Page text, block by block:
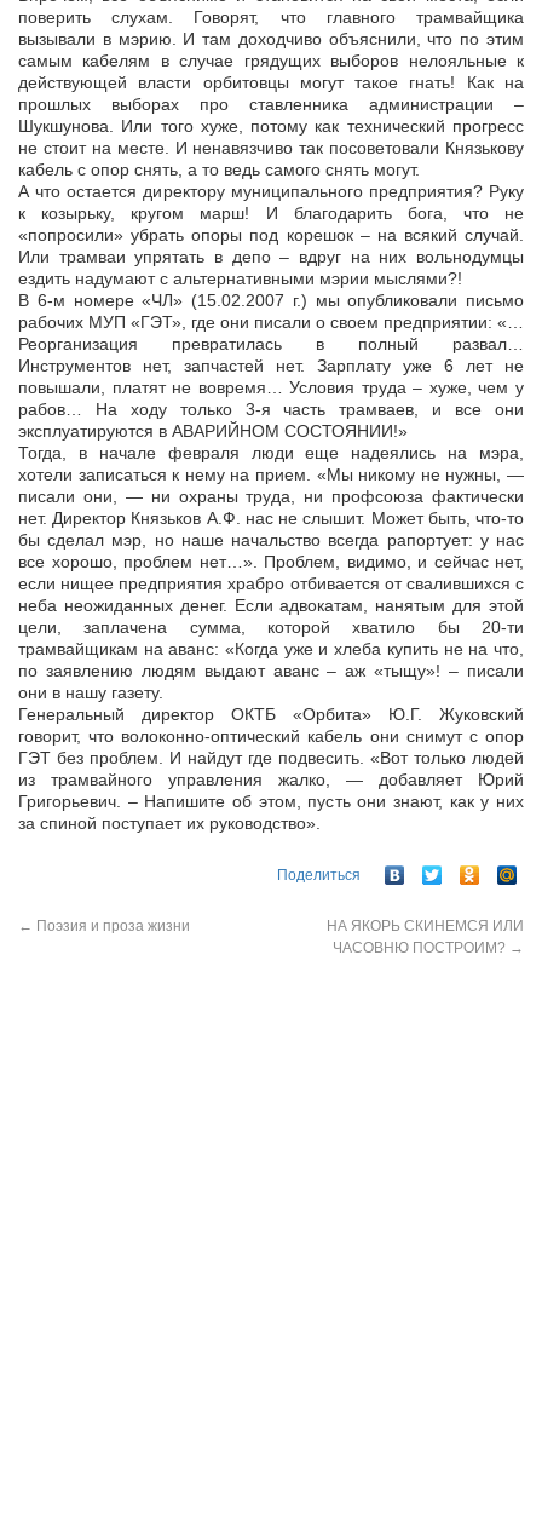
поверить слухам. Говорят, что главного трамвайщика
вызывали в мэрию. И там доходчиво объяснили, что по этим
самым кабелям в случае грядущих выборов нелояльные к
действующей власти орбитовцы могут такое гнать! Как на
прошлых выборах про ставленника администрации –
Шукшунова. Или того хуже, потому как технический прогресс
не стоит на месте. И ненавязчиво так посоветовали Князькову
кабель с опор снять, а то ведь самого снять могут.
А что остается директору муниципального предприятия? Руку
к козырьку, кругом марш! И благодарить бога, что не
«попросили» убрать опоры под корешок – на всякий случай.
Или трамваи упрятать в депо – вдруг на них вольнодумцы
ездить надумают с альтернативными мэрии мыслями?!
В 6-м номере «ЧЛ» (15.02.2007 г.) мы опубликовали письмо
рабочих МУП «ГЭТ», где они писали о своем предприятии: «…
Реорганизация превратилась в полный развал…
Инструментов нет, запчастей нет. Зарплату уже 6 лет не
повышали, платят не вовремя… Условия труда – хуже, чем у
рабов… На ходу только 3-я часть трамваев, и все они
эксплуатируются в АВАРИЙНОМ СОСТОЯНИИ!»
Тогда, в начале февраля люди еще надеялись на мэра,
хотели записаться к нему на прием. «Мы никому не нужны, —
писали они, — ни охраны труда, ни профсоюза фактически
нет. Директор Князьков А.Ф. нас не слышит. Может быть, что-то
бы сделал мэр, но наше начальство всегда рапортует: у нас
все хорошо, проблем нет…». Проблем, видимо, и сейчас нет,
если нищее предприятия храбро отбивается от свалившихся с
неба неожиданных денег. Если адвокатам, нанятым для этой
цели, заплачена сумма, которой хватило бы 20-ти
трамвайщикам на аванс: «Когда уже и хлеба купить не на что,
по заявлению людям выдают аванс – аж «тыщу»! – писали
они в нашу газету.
Генеральный директор ОКТБ «Орбита» Ю.Г. Жуковский
говорит, что волоконно-оптический кабель они снимут с опор
ГЭТ без проблем. И найдут где подвесить. «Вот только людей
из трамвайного управления жалко, — добавляет Юрий
Григорьевич. – Напишите об этом, пусть они знают, как у них
за спиной поступает их руководство».
Поделиться
← Поэзия и проза жизни
НА ЯКОРЬ СКИНЕМСЯ ИЛИ
ЧАСОВНЮ ПОСТРОИМ? →